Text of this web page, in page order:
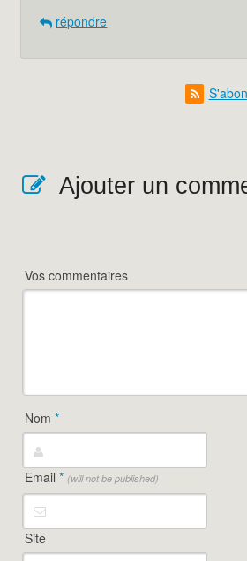
répondre
Ajouter un
Vos commentaires
Nom*
Email* (will not be published)
Site